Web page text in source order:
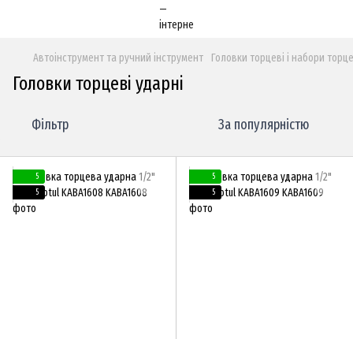
Автоінструмент та ручний інструмент Головки торцеві і набори
Головки торцеві ударні
Фільтр За популярністю
5
5
5
5